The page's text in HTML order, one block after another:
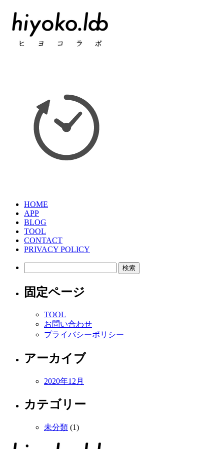
HOME
APP
BLOG
TOOL
CONTACT
PRIVACY POLICY
固定ページ
TOOL
お問い合わせ
プライバシーポリシー
アーカイブ
2020年12月
カテゴリー
未分類 (1)